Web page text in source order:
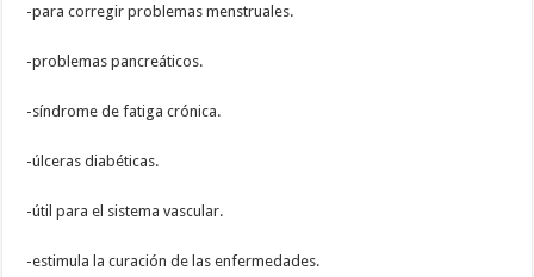
-para corregir problemas menstruales.
-problemas pancreáticos.
-síndrome de fatiga crónica.
-úlceras diabéticas.
-útil para el sistema vascular.
-estimula la curación de las enfermedades.